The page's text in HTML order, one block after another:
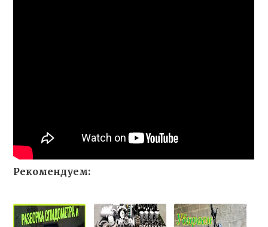
Рекомендуем: